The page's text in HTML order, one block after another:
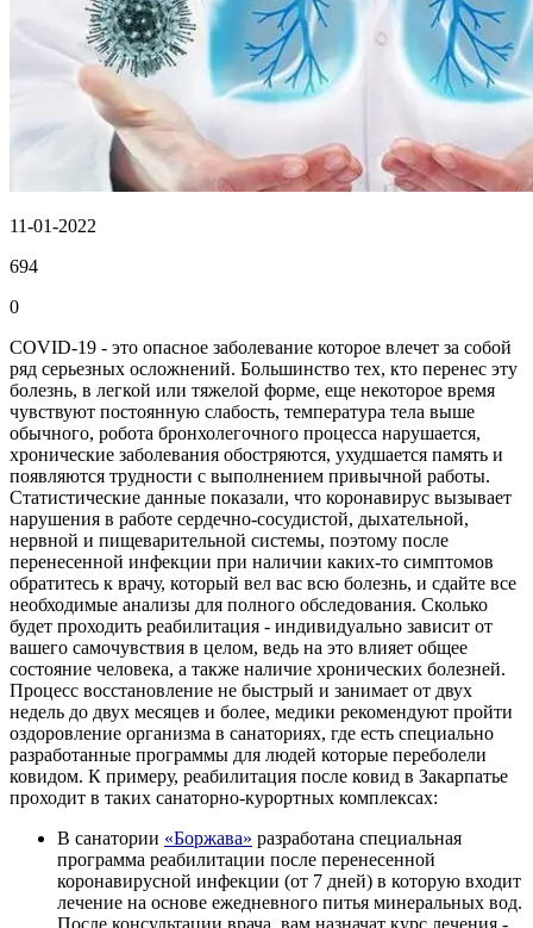
11-01-2022
694
0
COVID-19 - это опасное заболевание которое влечет за собой
ряд серьезных осложнений. Большинство тех, кто перенес эту
болезнь, в легкой или тяжелой форме, еще некоторое время
чувствуют постоянную слабость, температура тела выше
обычного, робота бронхолегочного процесса нарушается,
хронические заболевания обостряются, ухудшается память и
появляются трудности с выполнением привычной работы.
Статистические данные показали, что коронавирус вызывает
нарушения в работе сердечно-сосудистой, дыхательной,
нервной и пищеварительной системы, поэтому после
перенесенной инфекции при наличии каких-то симптомов
обратитесь к врачу, который вел вас всю болезнь, и сдайте все
необходимые анализы для полного обследования. Сколько
будет проходить реабилитация - индивидуально зависит от
вашего самочувствия в целом, ведь на это влияет общее
состояние человека, а также наличие хронических болезней.
Процесс восстановление не быстрый и занимает от двух
недель до двух месяцев и более, медики рекомендуют пройти
оздоровление организма в санаториях, где есть специально
разработанные программы для людей которые переболели
ковидом. К примеру, реабилитация после ковид в Закарпатье
проходит в таких санаторно-курортных комплексах:
В санатории «Боржава» разработана специальная
программа реабилитации после перенесенной
коронавирусной инфекции (от 7 дней) в которую входит
лечение на основе ежедневного питья минеральных вод.
После консультации врача, вам назначат курс лечения -